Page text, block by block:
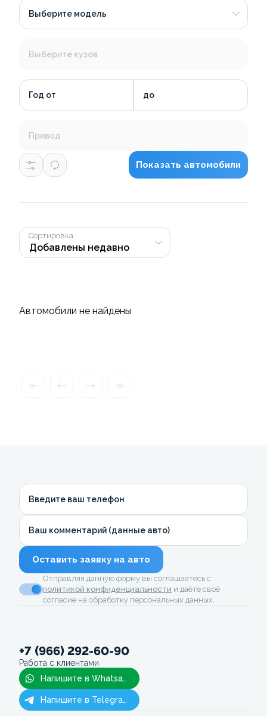
Выберите модель
Выберите кузов
Год от до
Привод
Показать автомобили
Сортировка
Автомобили не найдены
Введите ваш телефон
Ваш комментарий (данные авто)
Оставить заявку на авто
Отправляя данную форму вы соглашаетесь с
политикой конфиденциальности и даёте своё
согласие на обработку персональных данных.
+7 (966) 292-60-90
Работа с клиентами
Напишите в Whatsapp
Напишите в Telegram